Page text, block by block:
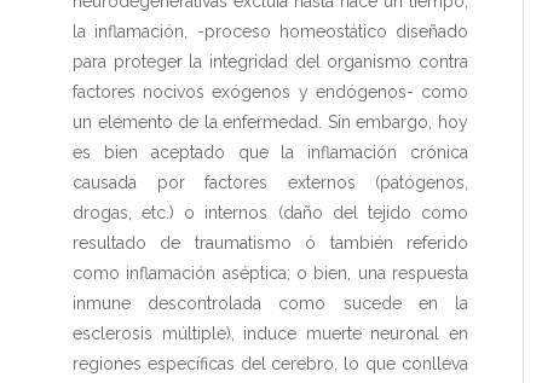
la inflamación, -proceso homeostático diseñado
para proteger la integridad del organismo contra
factores nocivos exógenos y endógenos- como
un elemento de la enfermedad. Sin embargo, hoy
es bien aceptado que la inflamación crónica
causada por factores externos (patógenos,
drogas, etc.) o internos (daño del tejido como
resultado de traumatismo ó también referido
como inflamación aséptica; o bien, una respuesta
inmune descontrolada como sucede en la
esclerosis múltiple), induce muerte neuronal en
regiones específicas del cerebro, lo que conlleva